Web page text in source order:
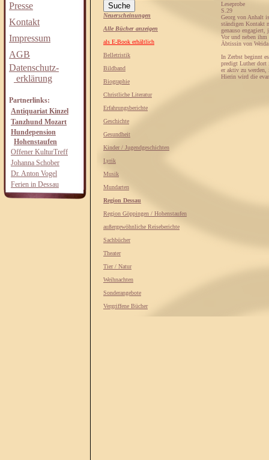
Presse
Kontakt
Impressum
AGB
Datenschutz-
erklärung
Partnerlinks:
Antiquariat Kinzel
Tanzhund Mozart
Hundepension
Hohenstaufen
Offener KulturTreff
Johanna Schober
Dr. Anton Vogel
Ferien in Dessau
Neuerscheinungen
Alle Bücher anzeigen
als E-Book erhältlich
Belletristik
Bildband
Biographie
Christliche Literatur
Erfahrungsberichte
Geschichte
Gesundheit
Kinder / Jugendgeschichten
Lyrik
Musik
Mundarten
Region Dessau
Region Göppingen / Hohenstaufen
außergewöhnliche Reiseberichte
Sachbücher
Theater
Tier / Natur
Weihnachten
Sonderangebote
Vergriffene Bücher
Leseprobe
S.29
Georg von Anhalt
ständigen Kontakt
genauso engagiert,
Vor und neben
Äbtissin von
In Zerbst beginnt
predigt Luther dort
er aktiv zu werden,
Hierin wird die